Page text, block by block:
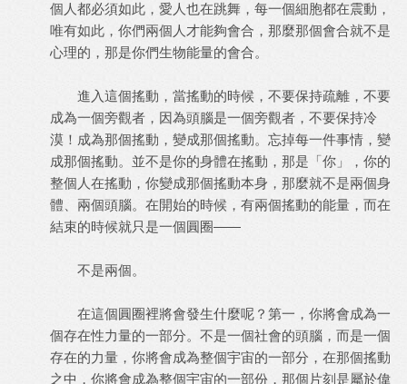
個人都必須如此，愛人也在跳舞，每一個細胞都在震動，
唯有如此，你們兩個人才能夠會合，那麼那個會合就不是
心理的，那是你們生物能量的會合。
進入這個搖動，當搖動的時候，不要保持疏離，不要
成為一個旁觀者，因為頭腦是一個旁觀者，不要保持冷
漠！成為那個搖動，變成那個搖動。忘掉每一件事情，變
成那個搖動。並不是你的身體在搖動，那是「你」，你的
整個人在搖動，你變成那個搖動本身，那麼就不是兩個身
體、兩個頭腦。在開始的時候，有兩個搖動的能量，而在
結束的時候就只是一個圓圈——
不是兩個。
在這個圓圈裡將會發生什麼呢？第一，你將會成為一
個存在性力量的一部分。不是一個社會的頭腦，而是一個
存在的力量，你將會成為整個宇宙的一部分，在那個搖動
之中，你將會成為整個宇宙的一部份，那個片刻是屬於偉